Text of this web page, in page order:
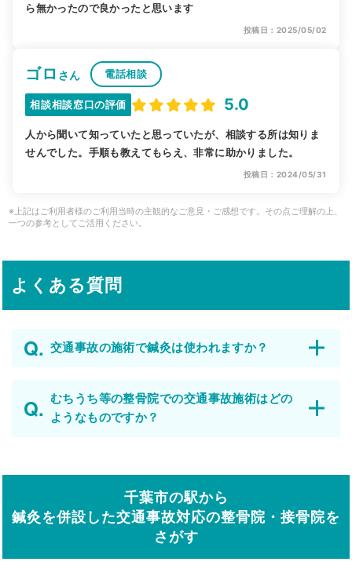
ら無かったので良かったと思います
投稿日：2025/05/02
ゴロ さん 電話相談
相談相談窓口の評価 5.0
人から聞いて知っていたと思っていたが、相談する所は知りま
せんでした。手順も教えてもらえ、非常に助かりました。
投稿日：2024/05/31
※上記はご利用者様のご利用当時の主観的なご意見・ご感想です。その点ご理解の上、
一つの参考としてご活用ください。
よくある質問
交通事故の施術で鍼灸は使われますか？
むちうち等の整骨院での交通事故施術はどの
ようなものですか？
千葉市の駅から
鍼灸を併設した交通事故対応の整骨院・接骨院を
さがす